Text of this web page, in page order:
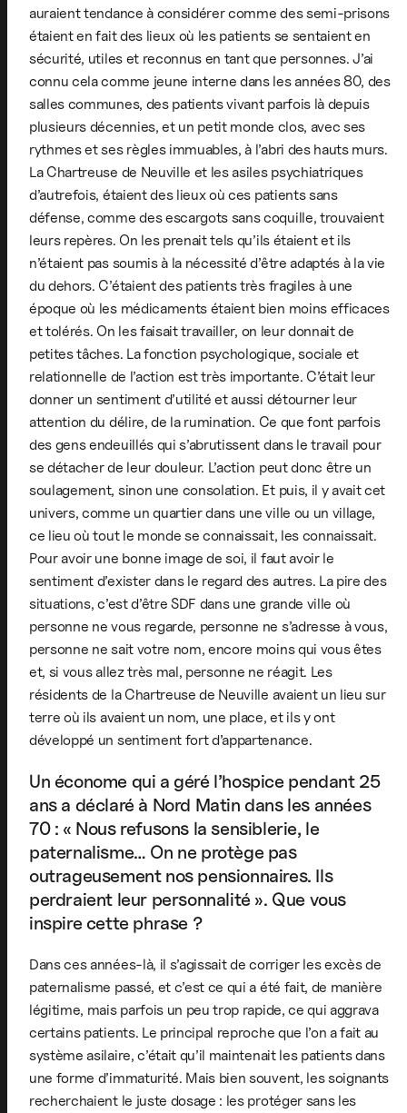
auraient tendance à considérer comme des semi-prisons
étaient en fait des lieux où les patients se sentaient en
sécurité, utiles et reconnus en tant que personnes. J’ai
connu cela comme jeune interne dans les années 80, des
salles communes, des patients vivant parfois là depuis
plusieurs décennies, et un petit monde clos, avec ses
rythmes et ses règles immuables, à l’abri des hauts murs.
La Chartreuse de Neuville et les asiles psychiatriques
d’autrefois, étaient des lieux où ces patients sans
défense, comme des escargots sans coquille, trouvaient
leurs repères. On les prenait tels qu’ils étaient et ils
n’étaient pas soumis à la nécessité d’être adaptés à la vie
du dehors. C’étaient des patients très fragiles à une
époque où les médicaments étaient bien moins efficaces
et tolérés. On les faisait travailler, on leur donnait de
petites tâches. La fonction psychologique, sociale et
relationnelle de l’action est très importante. C’était leur
donner un sentiment d’utilité et aussi détourner leur
attention du délire, de la rumination. Ce que font parfois
des gens endeuillés qui s’abrutissent dans le travail pour
se détacher de leur douleur. L’action peut donc être un
soulagement, sinon une consolation. Et puis, il y avait cet
univers, comme un quartier dans une ville ou un village,
ce lieu où tout le monde se connaissait, les connaissait.
Pour avoir une bonne image de soi, il faut avoir le
sentiment d’exister dans le regard des autres. La pire des
situations, c’est d’être SDF dans une grande ville où
personne ne vous regarde, personne ne s’adresse à vous,
personne ne sait votre nom, encore moins qui vous êtes
et, si vous allez très mal, personne ne réagit. Les
résidents de la Chartreuse de Neuville avaient un lieu sur
terre où ils avaient un nom, une place, et ils y ont
développé un sentiment fort d’appartenance.
Un économe qui a géré l’hospice pendant 25
ans a déclaré à Nord Matin dans les années
70 : « Nous refusons la sensiblerie, le
paternalisme… On ne protège pas
outrageusement nos pensionnaires. Ils
perdraient leur personnalité ». Que vous
inspire cette phrase ?
Dans ces années-là, il s’agissait de corriger les excès de
paternalisme passé, et c’est ce qui a été fait, de manière
légitime, mais parfois un peu trop rapide, ce qui aggrava
certains patients. Le principal reproche que l’on a fait au
système asilaire, c’était qu’il maintenait les patients dans
une forme d’immaturité. Mais bien souvent, les soignants
recherchaient le juste dosage : les protéger sans les